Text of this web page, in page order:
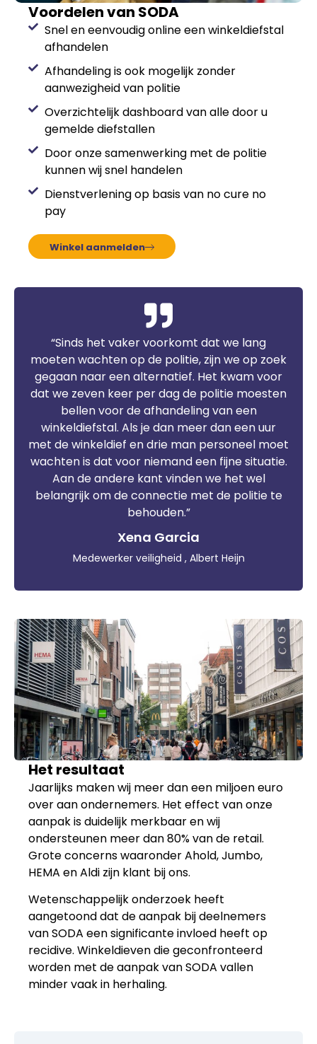
Voordelen van SODA
Snel en eenvoudig online een winkeldiefstal
afhandelen
Afhandeling is ook mogelijk zonder
aanwezigheid van politie
Overzichtelijk dashboard van alle door u
gemelde diefstallen
Door onze samenwerking met de politie
kunnen wij snel handelen
Dienstverlening op basis van no cure no
pay
Winkel aanmelden
“Sinds het vaker voorkomt dat we lang
moeten wachten op de politie, zijn we op zoek
gegaan naar een alternatief. Het kwam voor
dat we zeven keer per dag de politie moesten
bellen voor de afhandeling van een
winkeldiefstal. Als je dan meer dan een uur
met de winkeldief en drie man personeel moet
wachten is dat voor niemand een fijne situatie.
Aan de andere kant vinden we het wel
belangrijk om de connectie met de politie te
behouden.”
Xena Garcia
Medewerker veiligheid , Albert Heijn
Het resultaat
Jaarlijks maken wij meer dan een miljoen euro
over aan ondernemers. Het effect van onze
aanpak is duidelijk merkbaar en wij
ondersteunen meer dan 80% van de retail.
Grote concerns waaronder Ahold, Jumbo,
HEMA en Aldi zijn klant bij ons.
Wetenschappelijk onderzoek heeft
aangetoond dat de aanpak bij deelnemers
van SODA een significante invloed heeft op
recidive. Winkeldieven die geconfronteerd
worden met de aanpak van SODA vallen
minder vaak in herhaling.